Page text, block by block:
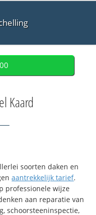
Kaard
soorten daken en
aantrekkelijk tarief.
professionele wijze
aan reparatie van
schoorsteeninspectie,